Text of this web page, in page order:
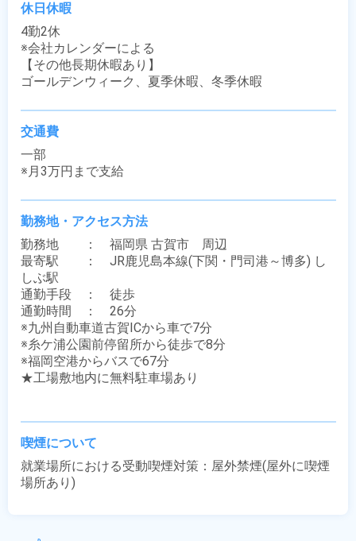
休日休暇
4勤2休
※会社カレンダーによる
【その他長期休暇あり】
ゴールデンウィーク、夏季休暇、冬季休暇
交通費
一部
※月3万円まで支給
勤務地・アクセス方法
勤務地　　：　福岡県 古賀市　周辺
最寄駅　　：　JR鹿児島本線(下関・門司港～博多) し
しぶ駅
通勤手段　：　徒歩
通勤時間　：　26分
※九州自動車道古賀ICから車で7分
※糸ケ浦公園前停留所から徒歩で8分
※福岡空港からバスで67分
★工場敷地内に無料駐車場あり
喫煙について
就業場所における受動喫煙対策：屋外禁煙(屋外に喫煙
場所あり)